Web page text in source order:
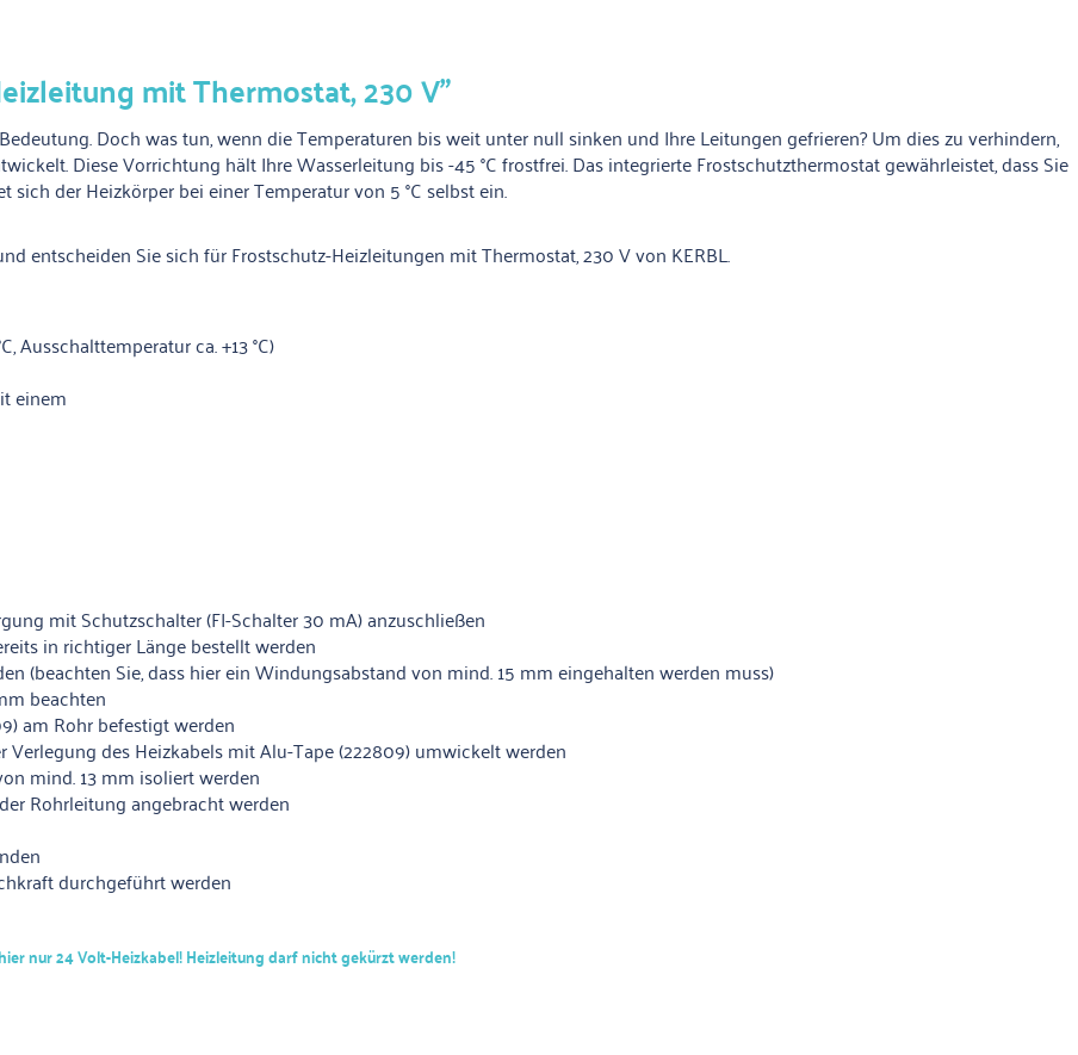
mit Thermostat, 230 V"
Doch was tun, wenn die Temperaturen bis weit unter null sinken und Ihre Leitungen gefrieren? Um dies zu verhindern,
Diese Vorrichtung hält Ihre Wasserleitung bis -45 °C frostfrei. Das integrierte Frostschutzthermostat gewährleistet, dass Sie
der Heizkörper bei einer Temperatur von 5 °C selbst ein.
entscheiden Sie sich für Frostschutz-Heizleitungen mit Thermostat, 230 V von KERBL.
Ausschalttemperatur ca. +13 °C)
einem
mit Schutzschalter (FI-Schalter 30 mA) anzuschließen
in richtiger Länge bestellt werden
(beachten Sie, dass hier ein Windungsabstand von mind. 15 mm eingehalten werden muss)
beachten
am Rohr befestigt werden
des Heizkabels mit Alu-Tape (222809) umwickelt werden
mind. 13 mm isoliert werden
Rohrleitung angebracht werden
durchgeführt werden
nur 24 Volt-Heizkabel! Heizleitung darf nicht gekürzt werden!